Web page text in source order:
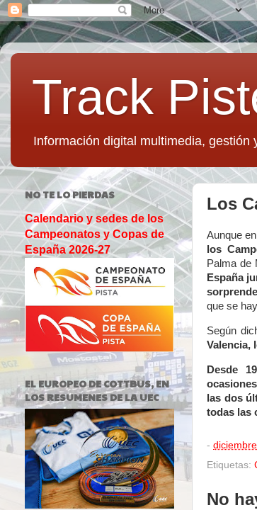
Track
Información digital multimedia,
Los
Aunque
los
Palma de
España
que se
Según
Valencia,
Desde
las dos
todas las
-
Etiquetas:
No
NO TE LO PIERDAS
Calendario y sedes de los
Campeonatos y Copas de
España 2026-27
EL EUROPEO DE COTTBUS, EN
LOS RESUMENES DE LA UEC